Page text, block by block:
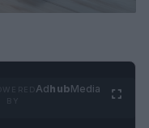
AdhubMedia